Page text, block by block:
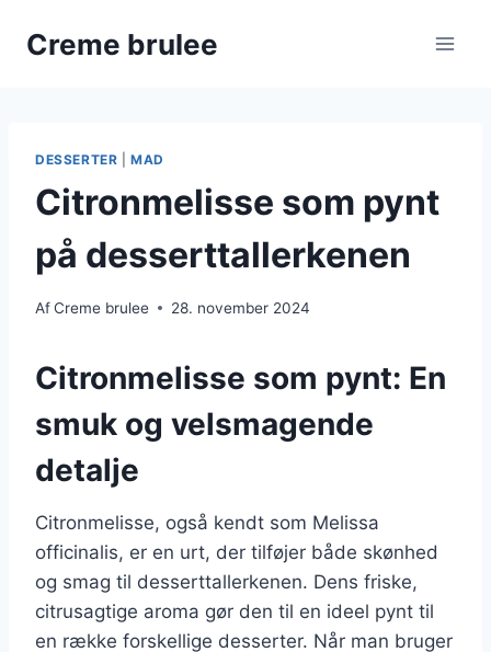
Creme brulee
DESSERTER |MAD
Citronmelisse som pynt
på desserttallerkenen
AfCreme brulee 28. november 2024
Citronmelisse som pynt: En
smuk og velsmagende
detalje
Citronmelisse, også kendt som Melissa
officinalis, er en urt, der tilføjer både skønhed
og smag til desserttallerkenen. Dens friske,
citrusagtige aroma gør den til en ideel pynt til
en række forskellige desserter. Når man bruger